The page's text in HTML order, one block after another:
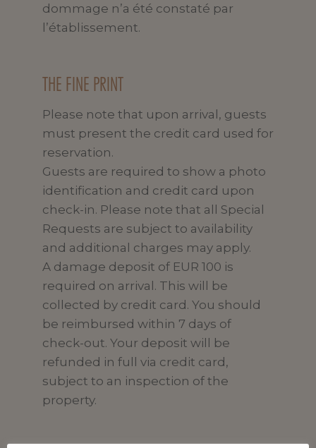
dommage n’a été constaté par
l’établissement.
THE FINE PRINT
Please note that upon arrival, guests
must present the credit card used for
reservation.
Guests are required to show a photo
identification and credit card upon
check-in. Please note that all Special
Requests are subject to availability
and additional charges may apply.
A damage deposit of EUR 100 is
required on arrival. This will be
collected by credit card. You should
be reimbursed within 7 days of
check-out. Your deposit will be
refunded in full via credit card,
subject to an inspection of the
property.